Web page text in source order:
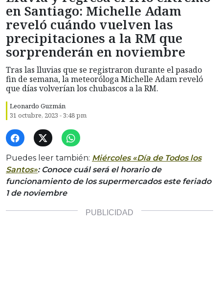
en Santiago: Michelle Adam
reveló cuándo vuelven las
precipitaciones a la RM que
sorprenderán en noviembre
Tras las lluvias que se registraron durante el pasado
fin de semana, la meteoróloga Michelle Adam reveló
que días volverían los chubascos a la RM.
Leonardo Guzmán
31 octubre, 2023 - 3:48 pm
Puedes leer también: Miércoles «Día de Todos los
Santos»: Conoce cuál será el horario de
funcionamiento de los supermercados este feriado
1 de noviembre